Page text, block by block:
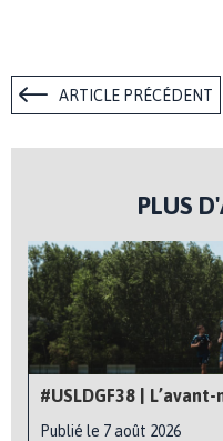
ARTICLE PRÉCÉDENT
PLUS
#USLDGF38 |
Publié le 7 août 2026